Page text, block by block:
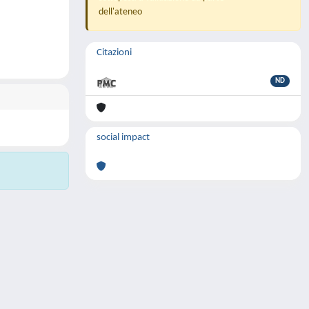
dell'ateneo
Citazioni
ND
social impact